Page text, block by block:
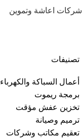
شركات اعاشة وتموين
تصنيفات
أعمال السباكة والكهرباء
برمجة ريموت
تخزين عفش مؤقت
ترميم وصيانة
تعقيم مكاتب وشركات